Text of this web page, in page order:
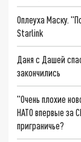
Оплеуха Маску.
Starlink
Даня с Дашей
закончились
"Очень плохие
НАТО впервые за
приграничье?